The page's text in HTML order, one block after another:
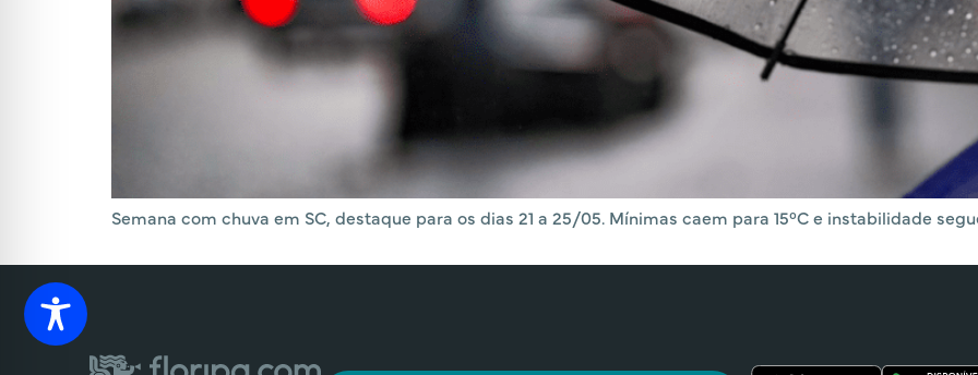
Semana com chuva em SC, destaque para os dias 21 a 25/05. Mínimas caem para 15°C e instabilidade